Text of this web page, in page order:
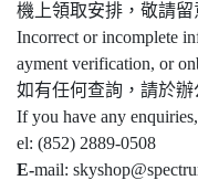
機上領取安排，敬請留
Incorrect or incomplete
ayment verification, or
如有任何查詢，請於辦
If you have any
el: (852) 2889-0508
E-mail: